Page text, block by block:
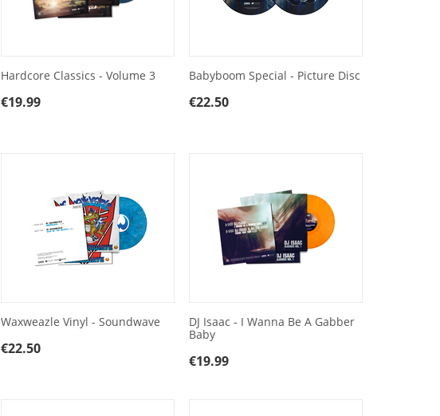
Hardcore Classics - Volume 3
€19.99
Babyboom Special - Picture Disc
€22.50
Waxweazle Vinyl - Soundwave
€22.50
DJ Isaac - I Wanna Be A Gabber
Baby
€19.99